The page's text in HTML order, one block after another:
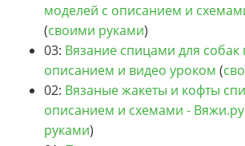
моделей с описанием и
(своими руками)
03: Вязание спицами для собак
описанием и видео уроком (
02: Вязаные жакеты и кофты
описанием и схемами - Вяжи.ру
руками)